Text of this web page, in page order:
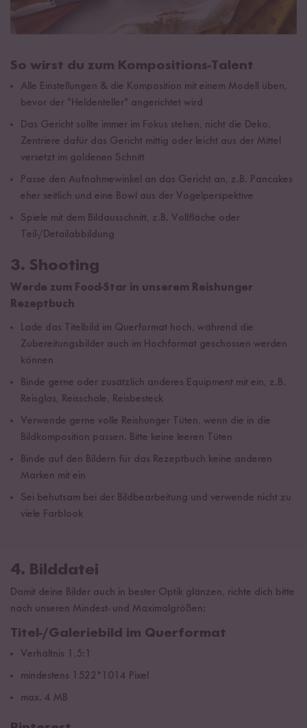
So wirst du zum Kompositions-Talent
Alle Einstellungen & die Komposition mit einem Modell üben,
bevor der "Heldenteller" angerichtet wird
Das Gericht sollte immer im Fokus stehen, nicht die Deko.
Zentriere dafür das Gericht mittig oder leicht aus der Mittel
versetzt im goldenen Schnitt
Passe den Aufnahmewinkel an das Gericht an, z.B. Pancakes
eher seitlich und eine Bowl aus der Vogelperspektive
Spiele mit dem Bildausschnitt, z.B. Vollfläche oder
Teil-/Detailabbildung
3. Shooting
Werde zum Food-Star in unserem Reishunger
Rezeptbuch
Lade das Titelbild im Querformat hoch, während die
Zubereitungsbilder auch im Hochformat geschossen werden
können
Binde gerne oder zusätzlich anderes Equipment mit ein, z.B.
Reisglas, Reisschale, Reisbesteck
Verwende gerne volle Reishunger Tüten, wenn die in die
Bildkomposition passen. Bitte keine leeren Tüten
Binde auf den Bildern für das Rezeptbuch keine anderen
Marken mit ein
Sei behutsam bei der Bildbearbeitung und verwende nicht zu
viele Farblook
4. Bilddatei
Damit deine Bilder auch in bester Optik glänzen, richte dich bitte
nach unseren Mindest- und Maximalgrößen:
Titel-/Galeriebild im Querformat
Verhältnis 1,5:1
mindestens 1522*1014 Pixel
max. 4 MB